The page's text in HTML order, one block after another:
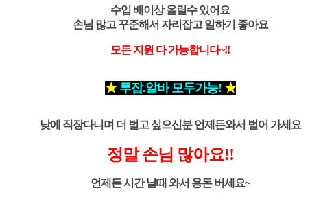
수입 배이상 올릴수 있어요
손님 많고 꾸준해서 자리잡고 일하기 좋아요
모든 지원 다 가능합니다~!!
★ 투잡.알바 모두가능! ★
낮에 직장다니며 더 벌고 싶으신분언제든와서 벌어 가세요
정말 손님 많아요!!
언제든 시간 날때 와서 용돈 버세요~